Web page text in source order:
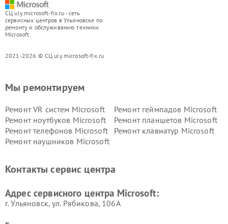
СЦ uly.microsoft-fix.ru - сеть
сервисных центров в Ульяновске по
ремонту и обслуживанию техники
Microsoft
2021-2026 © СЦ uly.microsoft-fix.ru
Мы ремонтируем
Ремонт VR систем Microsoft
Ремонт геймпадов Microsoft
Ремонт ноутбуков Microsoft
Ремонт планшетов Microsoft
Ремонт телефонов Microsoft
Ремонт клавиатур Microsoft
Ремонт наушников Microsoft
Контакты сервис центра
Адрес сервисного центра Microsoft:
г. Ульяновск, ул. Рябикова, 106А